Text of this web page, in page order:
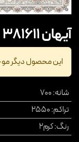
آیهان 381611
این محصول دیگر
شانه:
700
تراکم:
2550
رنگ:کرم2